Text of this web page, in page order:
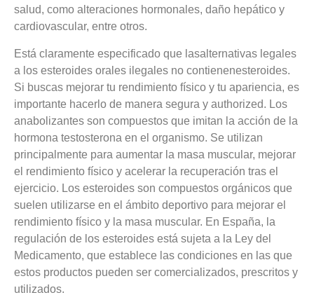
salud, como alteraciones hormonales, daño hepático y
cardiovascular, entre otros.
Está claramente especificado que lasalternativas legales
a los esteroides orales ilegales no contienenesteroides.
Si buscas mejorar tu rendimiento físico y tu apariencia, es
importante hacerlo de manera segura y authorized. Los
anabolizantes son compuestos que imitan la acción de la
hormona testosterona en el organismo. Se utilizan
principalmente para aumentar la masa muscular, mejorar
el rendimiento físico y acelerar la recuperación tras el
ejercicio. Los esteroides son compuestos orgánicos que
suelen utilizarse en el ámbito deportivo para mejorar el
rendimiento físico y la masa muscular. En España, la
regulación de los esteroides está sujeta a la Ley del
Medicamento, que establece las condiciones en las que
estos productos pueden ser comercializados, prescritos y
utilizados.